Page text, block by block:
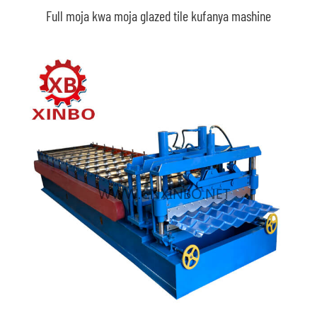
Full moja kwa moja glazed tile kufanya mashine